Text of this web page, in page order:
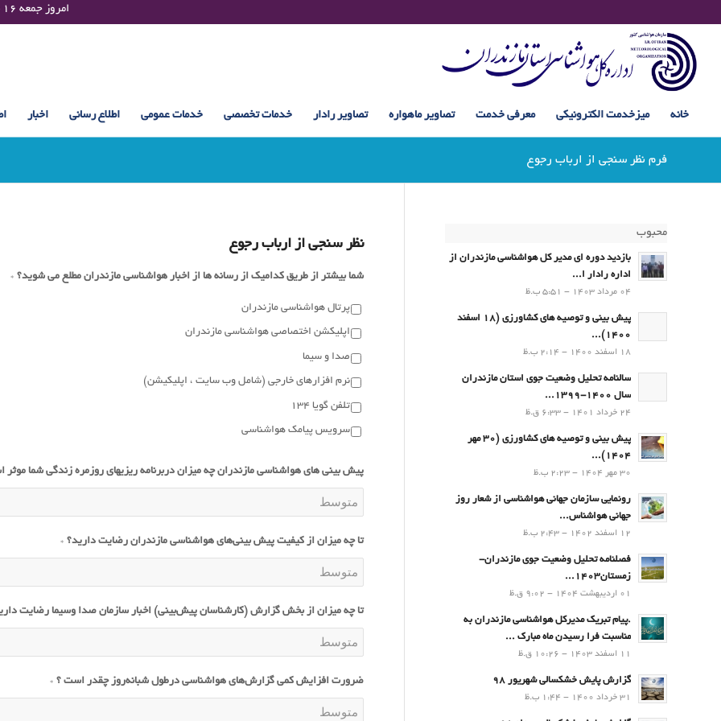
Friday 07 August 2026 , 09:35 UTC ¤¤¤¤ امروز جمعه ۱۶ مرداد ۱۴۰۵ساعت : ۰۹:۳۵
خانه میزخدمت الکترونیکی معرفی خدمت تصاویر ماهواره تصاویر رادار خدمات تخصصی خدمات عمومی اطلاع رسانی اخبار
فرم نظر سنجی از ارباب رجوع
نظر سنجی از ارباب رجوع
شما بیشتر از طریق کدامیک از رسانه ها از اخبار هواشناسی مازندران مطلع می شوید؟ *
پرتال هواشناسی مازندران
اپلیکشن اختصاصی هواشناسی مازندران
صدا و سیما
نرم افزارهای خارجی (شامل وب سایت ، اپلیکیشن)
تلفن گویا 134
سرویس پیامک هواشناسی
پیش بینی های هواشناسی مازندران چه میزان دربرنامه ریزیهای روزمره زندگی شما
تا چه میزان از کیفیت پیش بینی‌های هواشناسی مازندران رضایت دارید؟ *
تا چه میزان از بخش گزارش (کارشناسان پیش‌بینی) اخبار سازمان صدا وسیما رضایت
ضرورت افزایش کمی گزارش‌های هواشناسی درطول شبانه‌روز چقدر است ؟ *
محبوب
بازدید دوره ای مدیر کل هواشناسی مازندران از
اداره رادار ا...
04 مرداد 1403 - 5:51 ب.ظ
پیش بینی و توصیه های کشاورزی (18 اسفند
1400)...
18 اسفند 1400 - 2:14 ب.ظ
سالنامه تحلیل وضعیت جوی استان مازندران
سال 1400-1399...
24 خرداد 1401 - 6:33 ق.ظ
پیش بینی و توصیه های کشاورزی (30 مهر
۱۴۰۴)...
30 مهر 1404 - 2:23 ب.ظ
رونمایی سازمان جهانی هواشناسی از شعار روز
جهانی هواشناس...
12 اسفند 1402 - 2:43 ب.ظ
فصلنامه تحلیل وضعیت جوی مازندران-
زمستان۱۴۰۳...
01 اردیبهشت 1404 - 9:02 ق.ظ
.پيام تبريك مدیرکل هواشناسی مازندران به
مناسبت فرا رسيدن ماه مبارك ...
11 اسفند 1403 - 10:26 ق.ظ
گزارش پایش خشکسالی شهریور 98
31 خرداد 1400 - 1:44 ب.ظ